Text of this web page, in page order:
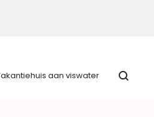
aan viswater